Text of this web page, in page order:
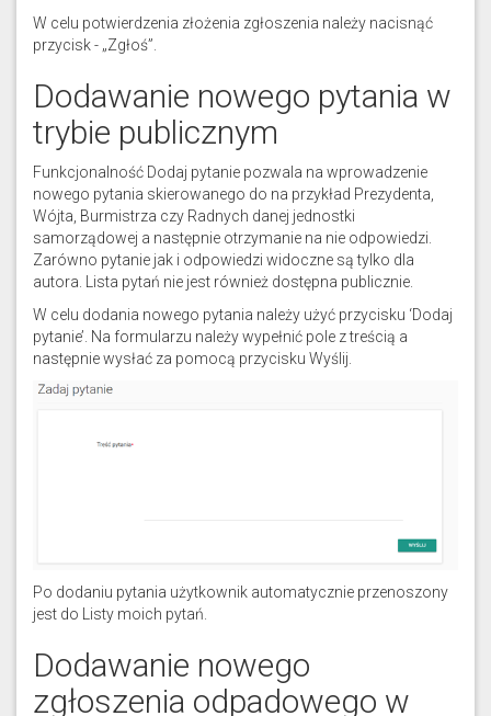
W celu potwierdzenia złożenia zgłoszenia należy nacisnąć
przycisk - „Zgłoś”.
Dodawanie nowego pytania w
trybie publicznym
Funkcjonalność Dodaj pytanie pozwala na wprowadzenie
nowego pytania skierowanego do na przykład Prezydenta,
Wójta, Burmistrza czy Radnych danej jednostki
samorządowej a następnie otrzymanie na nie odpowiedzi.
Zarówno pytanie jak i odpowiedzi widoczne są tylko dla
autora. Lista pytań nie jest również dostępna publicznie.
W celu dodania nowego pytania należy użyć przycisku ‘Dodaj
pytanie’. Na formularzu należy wypełnić pole z treścią a
następnie wysłać za pomocą przycisku Wyślij.
Po dodaniu pytania użytkownik automatycznie przenoszony
jest do Listy moich pytań.
Dodawanie nowego
zgłoszenia odpadowego w